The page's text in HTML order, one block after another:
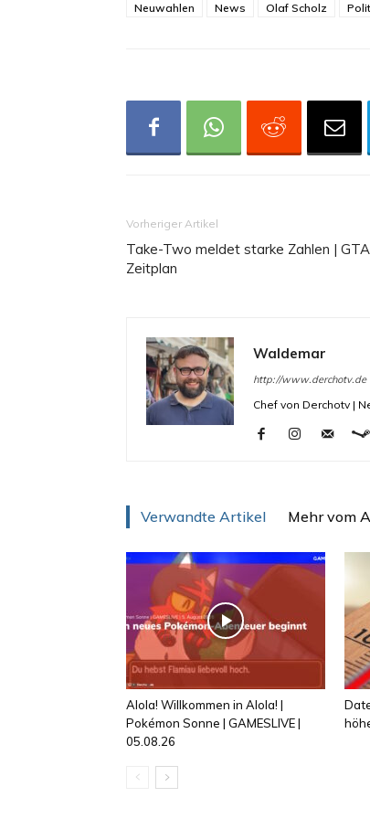
Neuwahlen
News Olaf Scholz
Vorheriger Artikel
Take-Two meldet starke Zahlen |
Zeitplan
Waldemar
http://www.derchotv.de
Chef von Derchotv |
Verwandte Artikel Mehr vom
Alola! Willkommen in Alola! |
Pokémon Sonne | GAMESLIVE |
05.08.26